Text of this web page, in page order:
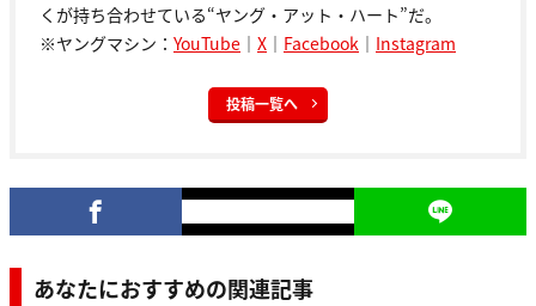
くが持ち合わせている“ヤング・アット・ハート”だ。
※ヤングマシン： YouTube ｜ X ｜ Facebook ｜ Instagram
投稿一覧へ
あなたにおすすめの関連記事